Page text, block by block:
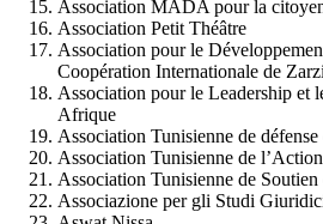
Association MADA pour la
Association Petit Théâtre
Association pour le
Coopération Internationale de
Association pour le Leadership et
Afrique
Association Tunisienne de
Association Tunisienne de
Association Tunisienne de
Associazione per gli Studi